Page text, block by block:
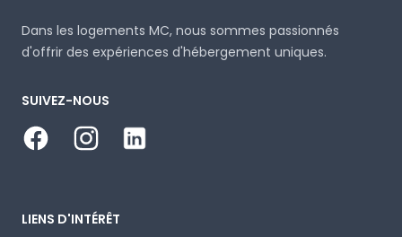
Dans les logements MC, nous sommes passionnés
d'offrir des expériences d'hébergement uniques.
SUIVEZ-NOUS
FacebookInstagram
LinkedIn
LIENS D'INTÉRÊT